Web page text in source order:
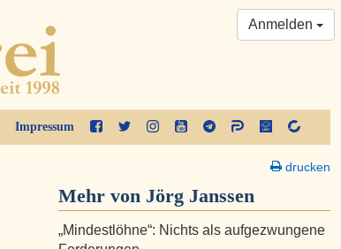
Impressum
Anmelden
drucken
Mehr von Jörg Janssen
„Mindestlöhne“: Nichts als aufgezwungene